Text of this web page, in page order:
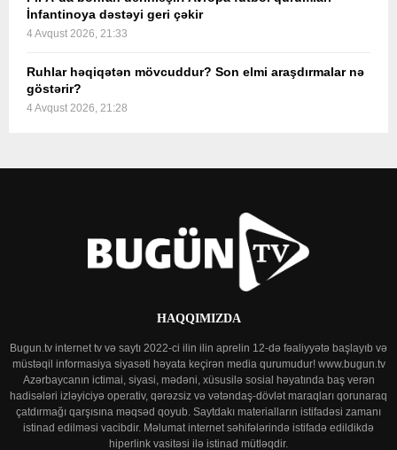
İnfantinoya dəstəyi geri çəkir
4 Avqust 2026, 21:33
Ruhlar həqiqətən mövcuddur? Son elmi araşdırmalar nə
göstərir?
4 Avqust 2026, 21:28
HAQQIMIZDA
Bugun.tv internet tv və saytı 2022-ci ilin ilin aprelin 12-də fəaliyyətə başlayıb və
müstəqil informasiya siyasəti həyata keçirən media qurumudur! www.bugun.tv
Azərbaycanın ictimai, siyasi, mədəni, xüsusilə sosial həyatında baş verən
hadisələri izləyiciyə operativ, qərəzsiz və vətəndaş-dövlət maraqları qorunaraq
çatdırmağı qarşısına məqsəd qoyub. Saytdakı materialların istifadəsi zamanı
istinad edilməsi vacibdir. Məlumat internet səhifələrində istifadə edildikdə
hiperlink vasitəsi ilə istinad mütləqdir.